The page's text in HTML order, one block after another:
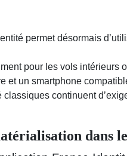
permet désormais
pour les vols intérieurs
et un smartphone
classiques continuent
dans